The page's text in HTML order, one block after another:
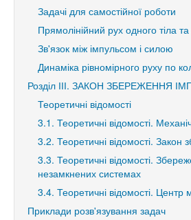
Задачі для самостійної роботи
Прямолінійний рух одного тіла та
Зв'язок між імпульсом і силою
Динаміка рівномірного руху по
Розділ ІІІ. ЗАКОН ЗБЕРЕЖЕННЯ
Теоретичні відомості
3.1. Теоретичні відомості.
3.2. Теоретичні відомості. Закон
3.3. Теоретичні відомості.
незамкнених системах
3.4. Теоретичні відомості. Центр
Приклади розв'язування задач